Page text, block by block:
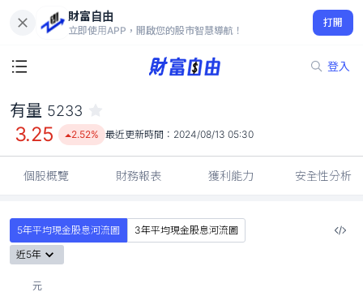
財富自由
立即使用APP，開啟您的股市智慧導航！
打開
登入
3.25
2.52%
有量 5233
3.25 2.52% 最近更新時間： 2024/08/13 05:30
個股概覽 財務報表 獲利能力 安全性分析
5年平均現金股息河流圖
3年平均現金股息河流圖
近5年